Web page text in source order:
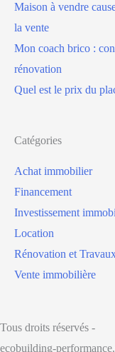
Maison à vendre
la vente
Mon coach brico :
rénovation
Quel est le prix du
Catégories
Achat immobilier
Financement
Investissement
Location
Rénovation et
Vente immobilière
Tous droits réservés -
ecobuilding-